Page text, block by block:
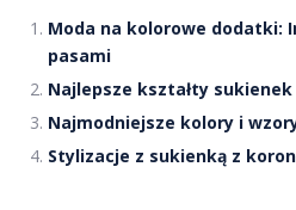
Moda na kolorowe dodatki:
pasami
Najlepsze kształty
Najmodniejsze kolory i
Stylizacje z sukienką z